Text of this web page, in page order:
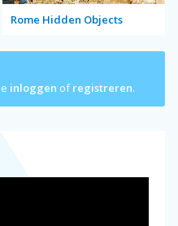
Rome Hidden Objects
inloggen ofregistreren.